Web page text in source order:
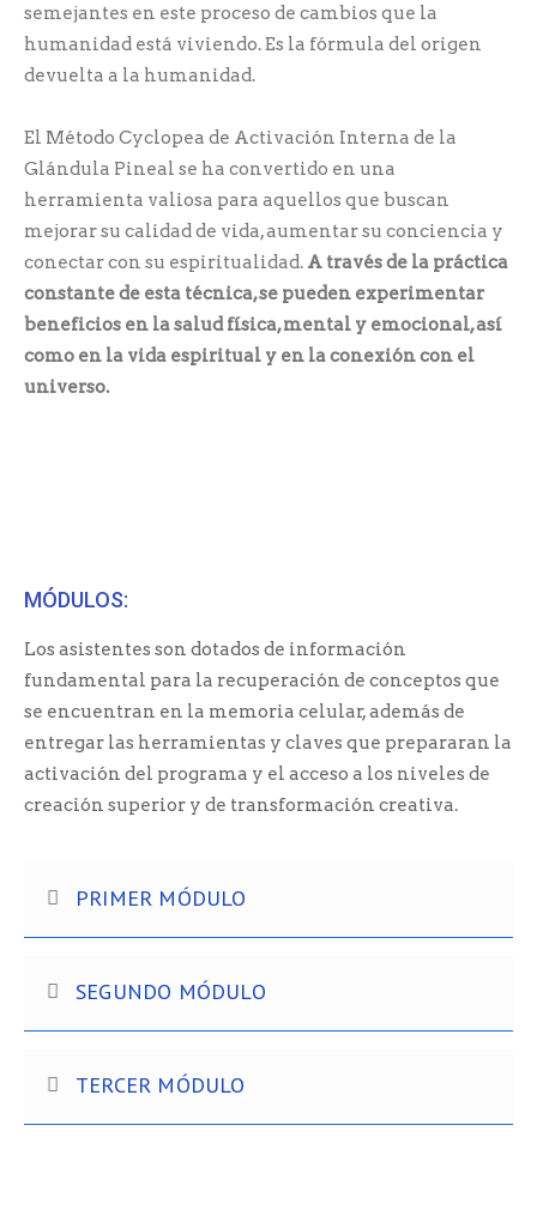
semejantes en este proceso de cambios que la
humanidad está viviendo. Es la fórmula del origen
devuelta a la humanidad.
El Método Cyclopea de Activación Interna de la
Glándula Pineal se ha convertido en una
herramienta valiosa para aquellos que buscan
mejorar su calidad de vida, aumentar su conciencia y
conectar con su espiritualidad. A través de la práctica
constante de esta técnica, se pueden experimentar
beneficios en la salud física, mental y emocional, así
como en la vida espiritual y en la conexión con el
universo.
MÓDULOS:
Los asistentes son dotados de información
fundamental para la recuperación de conceptos que
se encuentran en la memoria celular, además de
entregar las herramientas y claves que prepararan la
activación del programa y el acceso a los niveles de
creación superior y de transformación creativa.
PRIMER MÓDULO
SEGUNDO MÓDULO
TERCER MÓDULO